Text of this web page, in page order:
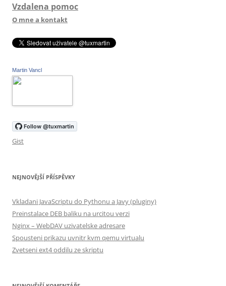
Vzdalena pomoc
O mne a kontakt
Martin Vancl
Gist
NEJNOVĚJŠÍ PŘÍSPĚVKY
Vkladani JavaScriptu do Pythonu a Javy (pluginy)
Preinstalace DEB baliku na urcitou verzi
Nginx – WebDAV uzivatelske adresare
Spousteni prikazu uvnitr kvm qemu virtualu
Zvetseni ext4 oddilu ze skriptu